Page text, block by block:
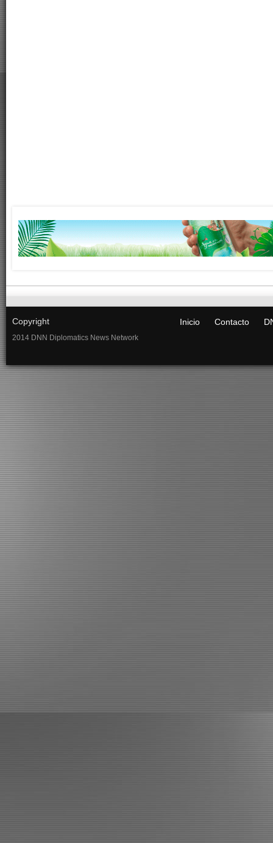
Copyright
2014 DNN Diplomatics News Network
Inicio Contacto